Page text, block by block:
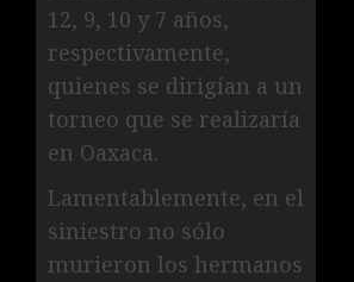
12, 9, 10 y 7 años,
respectivamente,
quienes se dirigían a un
torneo que se realizaría
en Oaxaca.
Lamentablemente, en el
siniestro no sólo
murieron los hermanos